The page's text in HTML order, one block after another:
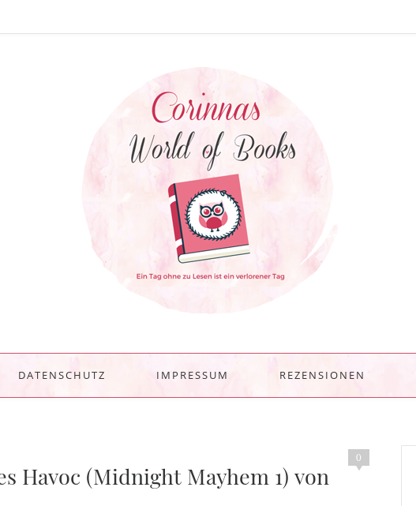
DATENSCHUTZ IMPRESSUM REZENSIONEN
0
Havoc (Midnight Mayhem 1) von